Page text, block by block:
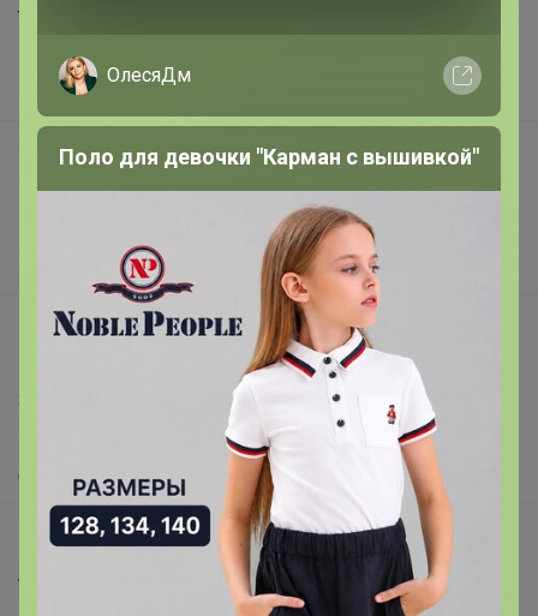
Торговые марки
Наша команда
В наличии
Подарочные сертификаты
Реклама на сайте
support@24-ok.ru
Защита покупателя
О нас
Все предложения
Анонсы
ОлесяДм
Поло для девочки "Карман с вышивкой"